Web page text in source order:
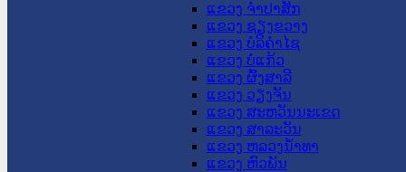
ແຂວງ ຈໍາປາສັກ
ແຂວງ ຊຽງຂວາງ
ແຂວງ ບໍລິຄໍາໄຊ
ແຂວງ ບໍ່ແກ້ວ
ແຂວງ ຜົ້ງສາລີ
ແຂວງ ວຽງຈັນ
ແຂວງ ສະຫວັນນະເຂດ
ແຂວງ ສາລະວັນ
ແຂວງ ຫລວງນໍ້າທາ
ແຂວງ ຫົວພັນ